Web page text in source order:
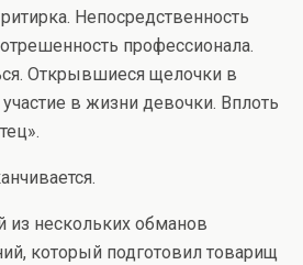
Непосредственность
профессионала.
Открывшиеся щелочки в
в жизни девочки. Вплоть
из нескольких обманов
который подготовил товарищ